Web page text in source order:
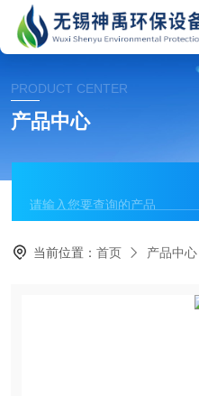
PRODUCT CENTER
产品中心
当前位置：首页 产品中心